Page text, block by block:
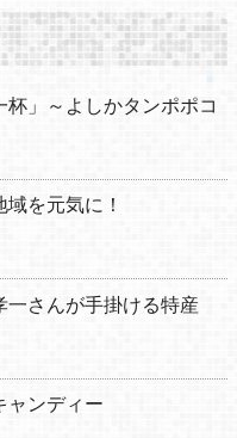
」～よしかタンポポコ
域を元気に！
さんが手掛ける特産
ャンディー